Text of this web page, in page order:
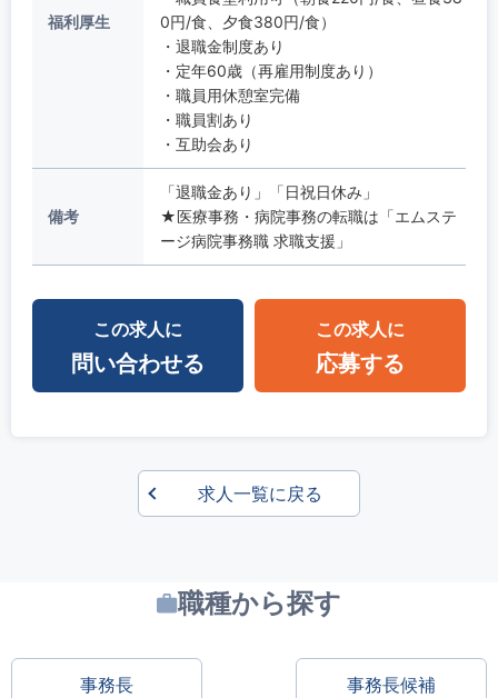
福利厚生
0円/食、夕食380円/食）
・退職金制度あり
・定年60歳（再雇用制度あり）
・職員用休憩室完備
・職員割あり
・互助会あり
備考
「退職金あり」「日祝日休み」
★医療事務・病院事務の転職は「エムステ
ージ病院事務職 求職支援」
この求人に
問い合わせる
この求人に
応募する
求人一覧に戻る
職種から探す
事務長 事務長候補